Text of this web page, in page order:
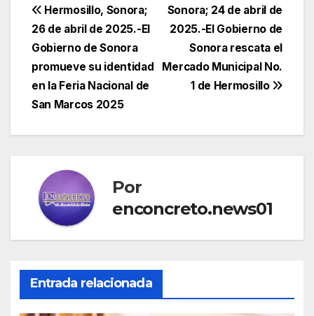
Navegación
de
entradas
Sonora; 24 de abril de
2025.-El Gobierno de
Sonora rescata el
Mercado Municipal No.
1 de Hermosillo
Hermosillo, Sonora;
26 de abril de 2025.-El
Gobierno de Sonora
promueve su identidad
en la Feria Nacional de
San Marcos 2025
Por
enconcreto.news01
Entrada relacionada